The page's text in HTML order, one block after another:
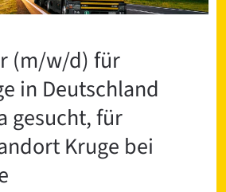
(m/w/d) für
in Deutschland
gesucht, für
Kruge bei